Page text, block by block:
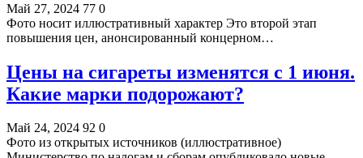
Май 27, 2024 77 0
Фото носит иллюстративный характер Это второй этап
повышения цен, анонсированный концерном…
Цены на сигареты изменятся с 1 июня.
Какие марки подорожают?
Май 24, 2024 92 0
Фото из открытых источников (иллюстративное)